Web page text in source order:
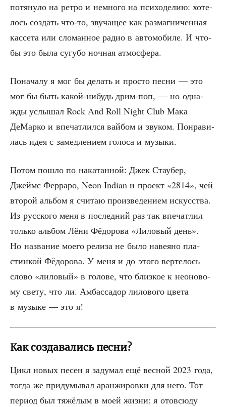
потя­ну­ло на ретро и немно­го на пси­хо­де­лию: хоте­
лось создать что-то, зву­ча­щее как раз­маг­ни­чен­ная
кас­се­та или сло­ман­ное радио в авто­мо­би­ле. И что­
бы это была сугу­бо ноч­ная атмосфера.
Пона­ча­лу я мог бы делать и про­сто пес­ни — это
мог бы быть какой-нибудь дрим-поп, — но одна­
жды услы­шал Rock And Roll Night Club Мака
ДеМар­ко и впе­чат­лил­ся вай­бом и зву­ком. Понра­ви­
лась идея с замед­ле­ни­ем голо­са и музыки.
Потом пошло по нака­тан­ной: Джек Стау­бер,
Джеймс Фер­ра­ро, Neon Indian и про­ект «2814», чей
вто­рой аль­бом я счи­таю про­из­ве­де­ни­ем искус­ства.
Из рус­ско­го меня в послед­ний раз так впе­чат­лил
толь­ко аль­бом Лёни Фёдо­ро­ва «Лило­вый день».
Но назва­ние мое­го рели­за не было наве­я­но пла­
стин­кой Фёдо­ро­ва. У меня и до это­го вер­те­лось
сло­во «лило­вый» в голо­ве, что близ­кое к нео­но­во­
му све­ту, что ли. Амбас­са­дор лило­во­го цве­та
в музы­ке — это я!
Как создавались песни?
Цикл новых песен я заду­мал ещё вес­ной 2023 года,
тогда же при­ду­мы­вал аран­жи­ров­ки для него. Тот
пери­од был тяжё­лым в моей жиз­ни: я ото­всю­ду